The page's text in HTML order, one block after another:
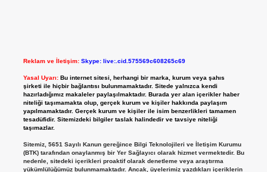
Reklam ve İletişim: Skype: live:.cid.575569c608265c69
Yasal Uyarı: Bu internet sitesi, herhangi bir marka, kurum veya şahıs
şirketi ile hiçbir bağlantısı bulunmamaktadır. Sitede yalnızca kendi
hazırladığımız makaleler paylaşılmaktadır. Burada yer alan içerikler haber
niteliği taşımamakta olup, gerçek kurum ve kişiler hakkında paylaşım
yapılmamaktadır. Gerçek kurum ve kişiler ile isim benzerlikleri tamamen
tesadüfidir. Sitemizdeki bilgiler taslak halindedir ve tavsiye niteliği
taşımazlar.
Sitemiz, 5651 Sayılı Kanun gereğince Bilgi Teknolojileri ve İletişim Kurumu
(BTK) tarafından onaylanmış bir Yer Sağlayıcı olarak hizmet vermektedir. Bu
nedenle, sitedeki içerikleri proaktif olarak denetleme veya araştırma
yükümlülüğümüz bulunmamaktadır. Ancak, üyelerimiz yazdıkları içeriklerin